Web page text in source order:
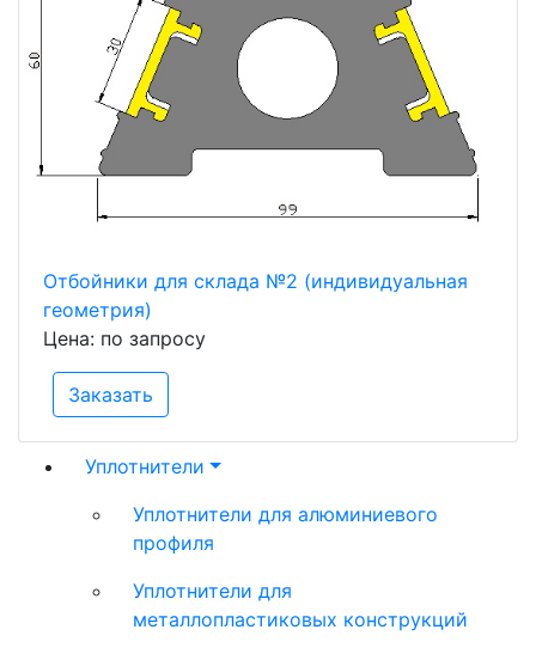
Отбойники для склада №2 (индивидуальная
геометрия)
Цена: по запросу
Заказать
Уплотнители
Уплотнители для алюминиевого
профиля
Уплотнители для
металлопластиковых конструкций